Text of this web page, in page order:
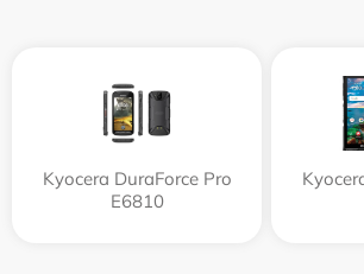
Kyocera DuraForce Pro
E6810